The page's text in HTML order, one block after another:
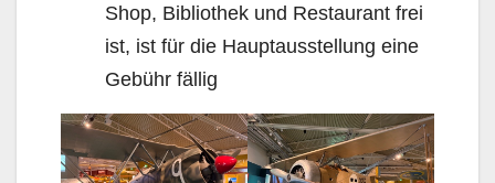
Shop, Bibliothek und Restaurant frei
ist, ist für die Hauptausstellung eine
Gebühr fällig